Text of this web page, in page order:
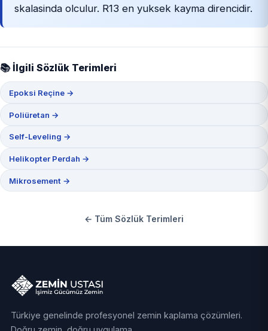
skalasinda olculur. R13 en yuksek kayma direncidir.
📚 İlgili Sözlük Terimleri
Epoksi Reçine →
Poliüretan →
Self-Leveling →
Helikopter Perdah →
Mikrosement →
← Tüm Sözlük Terimleri
Türkiye genelinde profesyonel zemin kaplama çözümleri.